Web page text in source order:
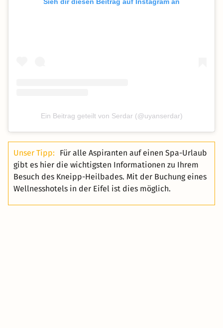
Ein Beitrag geteilt von Serdar (@uyanserdar)
Unser Tipp:
Für alle Aspiranten auf einen Spa-Urlaub
gibt es hier die wichtigsten Informationen zu Ihrem
Besuch des Kneipp-Heilbades. Mit der Buchung eines
Wellnesshotels in der Eifel ist dies möglich.